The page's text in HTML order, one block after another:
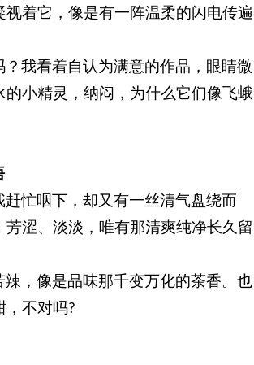
着它，像是有一阵温柔的闪电传遍
？我看着自认为满意的作品，眼睛微
的小精灵，纳闷，为什么它们像飞蛾
赶忙咽下，却又有一丝清气盘绕而
芳涩、淡淡，唯有那清爽纯净长久留
辣 ，像是品味那千变万化的茶香。也
，不对吗?